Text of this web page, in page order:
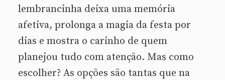
lembrancinha deixa uma memória
afetiva, prolonga a magia da festa por
dias e mostra o carinho de quem
planejou tudo com atenção. Mas como
escolher? As opções são tantas que na